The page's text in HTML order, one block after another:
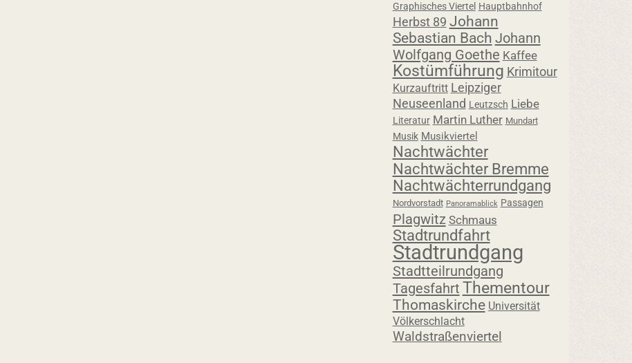
Graphisches Viertel Hauptbahnhof
Herbst 89 Johann
Sebastian Bach Johann
Wolfgang Goethe Kaffee
Kostümführung Krimitour
Kurzauftritt Leipziger
Neuseenland Leutzsch Liebe
Literatur Martin Luther Mundart
Musik Musikviertel
Nachtwächter
Nachtwächter Bremme
Nachtwächterrundgang
Nordvorstadt Panoramablick Passagen
Plagwitz Schmaus
Stadtrundfahrt
Stadtrundgang
Stadtteilrundgang
Tagesfahrt Thementour
Thomaskirche Universität
Völkerschlacht
Waldstraßenviertel